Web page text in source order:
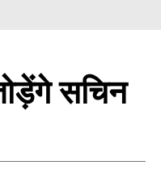
सचिन